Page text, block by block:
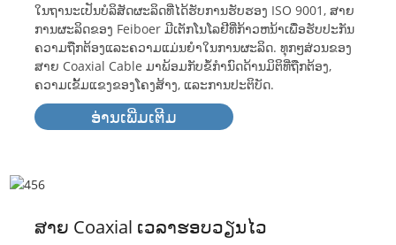
ໃນຖານະເປັນບໍລິສັດຜະລິດທີ່ໄດ້ຮັບການຮັບຮອງ ISO 9001, ສາຍ
ການຜະລິດຂອງ Feiboer ມີເຕັກໂນໂລຢີທີ່ກ້າວຫນ້າເພື່ອຮັບປະກັນ
ຄວາມຖືກຕ້ອງແລະຄວາມແມ່ນຍໍາໃນການຜະລິດ. ທຸກໆສ່ວນຂອງ
ສາຍ Coaxial Cable ມາພ້ອມກັບຂໍ້ກໍານົດດ້ານມິຕິທີ່ຖືກຕ້ອງ,
ຄວາມເຂັ້ມແຂງຂອງໂຄງສ້າງ, ແລະການປະຕິບັດ.
ອ່ານເພີ່ມເຕີມ
ສາຍ Coaxial ເວລາຮອບວຽນໄວ